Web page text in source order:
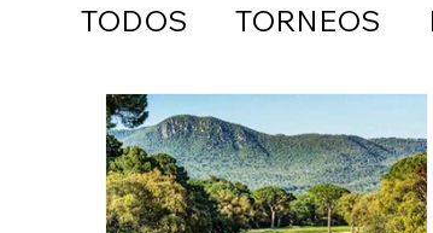
TODOS TORNEOS
SUMMUM BUSINESS
MATCHPLAY